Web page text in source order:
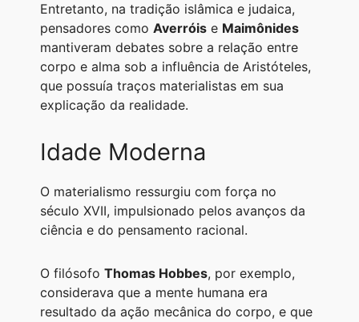
Entretanto, na tradição islâmica e judaica,
pensadores como Averróis e Maimônides
mantiveram debates sobre a relação entre
corpo e alma sob a influência de Aristóteles,
que possuía traços materialistas em sua
explicação da realidade.
Idade Moderna
O materialismo ressurgiu com força no
século XVII, impulsionado pelos avanços da
ciência e do pensamento racional.
O filósofo Thomas Hobbes, por exemplo,
considerava que a mente humana era
resultado da ação mecânica do corpo, e que